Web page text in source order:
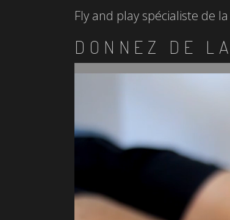
Fly and play spécialiste de
DONNEZ DE